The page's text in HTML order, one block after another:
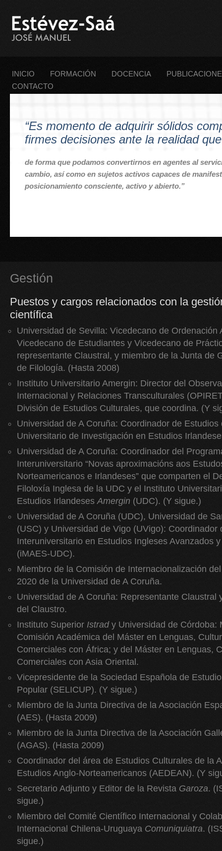
INICIO FORMACIÓN DOCENCIA
CONTACTO
“Es momento de adquirir sólidos
firmes decisiones ante la realidad
de forma que podamos convertirnos en agentes al
cambio, así como en sujetos activos capaces de
posicionamiento consciente, activo y abierto.”
Gestión
Puestos y cargos relacionados con la
científica
Universidad de Sevilla: Vicedecano de Ordenación
Vicedecano de Estudiantes y Vicedecano de
representante Claustral, y miembro de la Junta de
de Filología. (Hasta 2008)
Instituto Universitario Amergin: Director del
Internacional y Relaciones Transculturales
División de Estudios Culturales, que coordina. (Y
Universidad de A Coruña: Coordinador de
Universitario de Investigación en Estudios
Universidad de A Coruña: Coordinador del
Interuniversitario “Novas aproximacións aos
Norteamericanos e Irlandeses” que comparten el
Filoloxía Inglesa de la UDC y el Instituto
Estudios IrlandesesAmergin (UDC). (Y sigue.)
Universidad de A Coruña (UDC), Universidad de
(USC) y Universidad de Vigo (UVigo): Coordinador
Interuniversitario en Estudios Ingleses Avanzados
(iMAES-UDC).
Miembro de la Comisión de Internacionalización
2020 de la Universidad de A Coruña.
Universidad de A Coruña: Representante Claustral
del Claustro.
Instituto Superior Istrady Universidad de Córdoba:
Comisión Académica del Máster en Lenguas,
Comerciales con África; y del Máster en Lenguas,
Comerciales con Asia Oriental.
Vicepresidente de la Sociedad Española de
Popular (SELICUP). (Y sigue.)
Miembro de la Junta Directiva de la Asociación
(AES). (Hasta 2009)
Miembro de la Junta Directiva de la Asociación
(AGAS). (Hasta 2009)
Coordinador del área de Estudios Culturales de la
Estudios Anglo-Norteamericanos (AEDEAN). (Y
Secretario Adjunto y Editor de la Revista Garoza.
sigue.)
Miembro del Comité Científico Internacional y
Internacional Chilena-Uruguaya Comuniquiatra.
sigue.)